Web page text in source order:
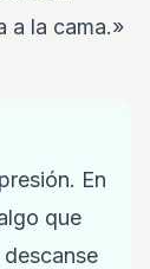
a la cama.»
En
que